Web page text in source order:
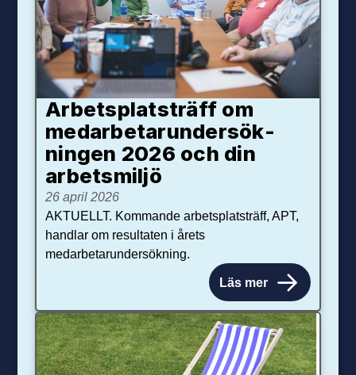
Arbetsplats­träff om
med­arbetar­under­sök­
ningen 2026 och din
arbets­miljö
26 april 2026
AKTUELLT. Kommande arbetsplatsträff, APT,
handlar om resultaten i årets
medarbetarundersökning.
Läs mer